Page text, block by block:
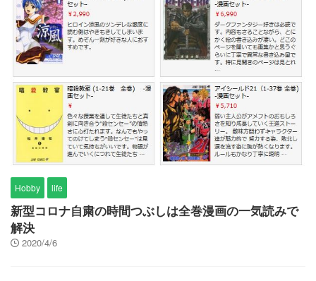
Hobby life
新型コロナ自粛の時間つぶしは全巻漫画の一気読みで
解決
2020/4/6